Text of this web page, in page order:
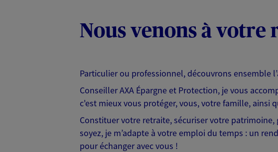
Nous venons à votre
Particulier ou professionnel, découvrons ensemble
Conseiller AXA Épargne et Protection, je vous
c'est mieux vous protéger, vous, votre famille, ainsi
Constituer votre retraite, sécuriser votre patrimoine,
soyez, je m’adapte à votre emploi du temps : un
pour échanger avec vous !